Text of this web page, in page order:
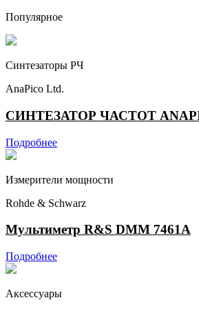
Популярное
Синтезаторы РЧ
AnaPico Ltd.
СИНТЕЗАТОР ЧАСТОТ
Подробнее
Измерители мощности
Rohde & Schwarz
Мультиметр R&S DMM 7461A
Подробнее
Аксессуары